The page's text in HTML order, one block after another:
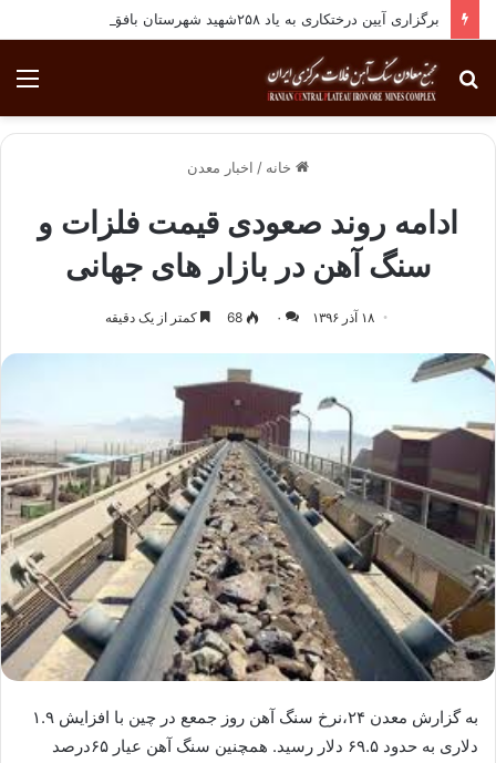
برگزاری آیین درختکاری به یاد ۲۵۸شهید شهرستان بافق
جستجو
برای
خانه / اخبار معدن
ادامه روند صعودی قیمت فلزات و
سنگ آهن در بازار های جهانی
۱۸ آذر ۱۳۹۶ ۰ 68 کمتر از یک دقیقه
به گزارش معدن ۲۴،نرخ سنگ آهن روز جمعع در چین با افزایش ۱.۹
دلاری به حدود ۶۹.۵ دلار رسید. همچنین سنگ آهن عیار ۶۵درصد